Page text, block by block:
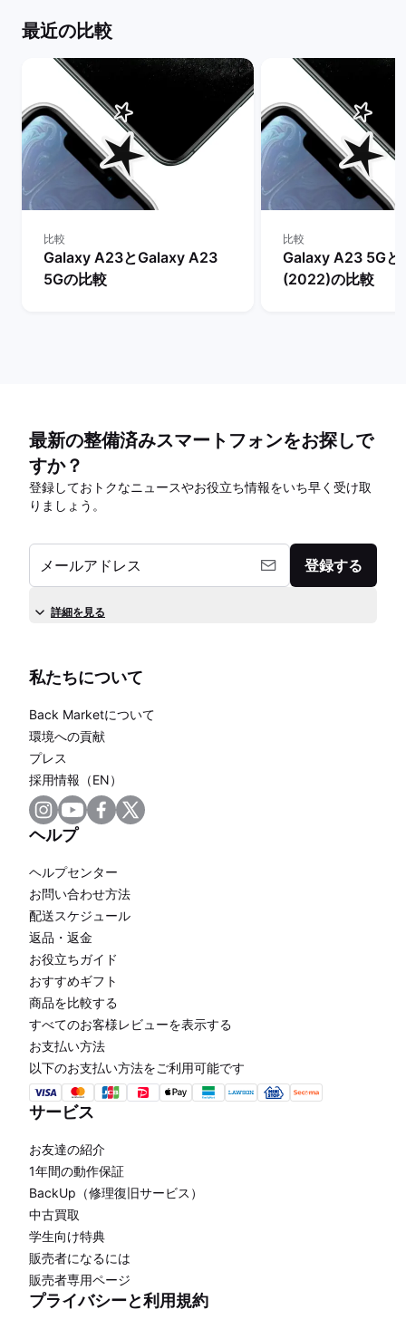
最近の比較
比較
Galaxy A23とGalaxy A23
5Gの比較
比較
Galaxy A23 5Gと
(2022)の比較
最新の整備済みスマートフォンをお探しで
すか？
登録しておトクなニュースやお役立ち情報をいち早く受け取
りましょう。
メールアドレス 登録する
詳細を見る
私たちについて
Back Marketについて
環境への貢献
プレス
採用情報（EN）
ヘルプ
ヘルプセンター
お問い合わせ方法
配送スケジュール
返品・返金
お役立ちガイド
おすすめギフト
商品を比較する
すべてのお客様レビューを表示する
お支払い方法
以下のお支払い方法をご利用可能です
サービス
お友達の紹介
1年間の動作保証
BackUp（修理復旧サービス）
中古買取
学生向け特典
販売者になるには
販売者専用ページ
プライバシーと利用規約